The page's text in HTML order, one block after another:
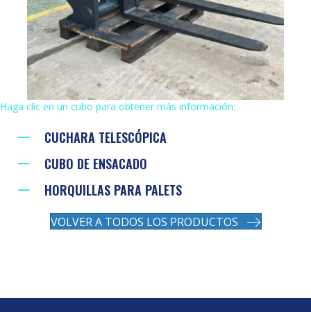
Haga clic en un cubo para obtener más información:
CUCHARA TELESCÓPICA
CUBO DE ENSACADO
HORQUILLAS PARA PALETS
VOLVER A TODOS LOS PRODUCTOS